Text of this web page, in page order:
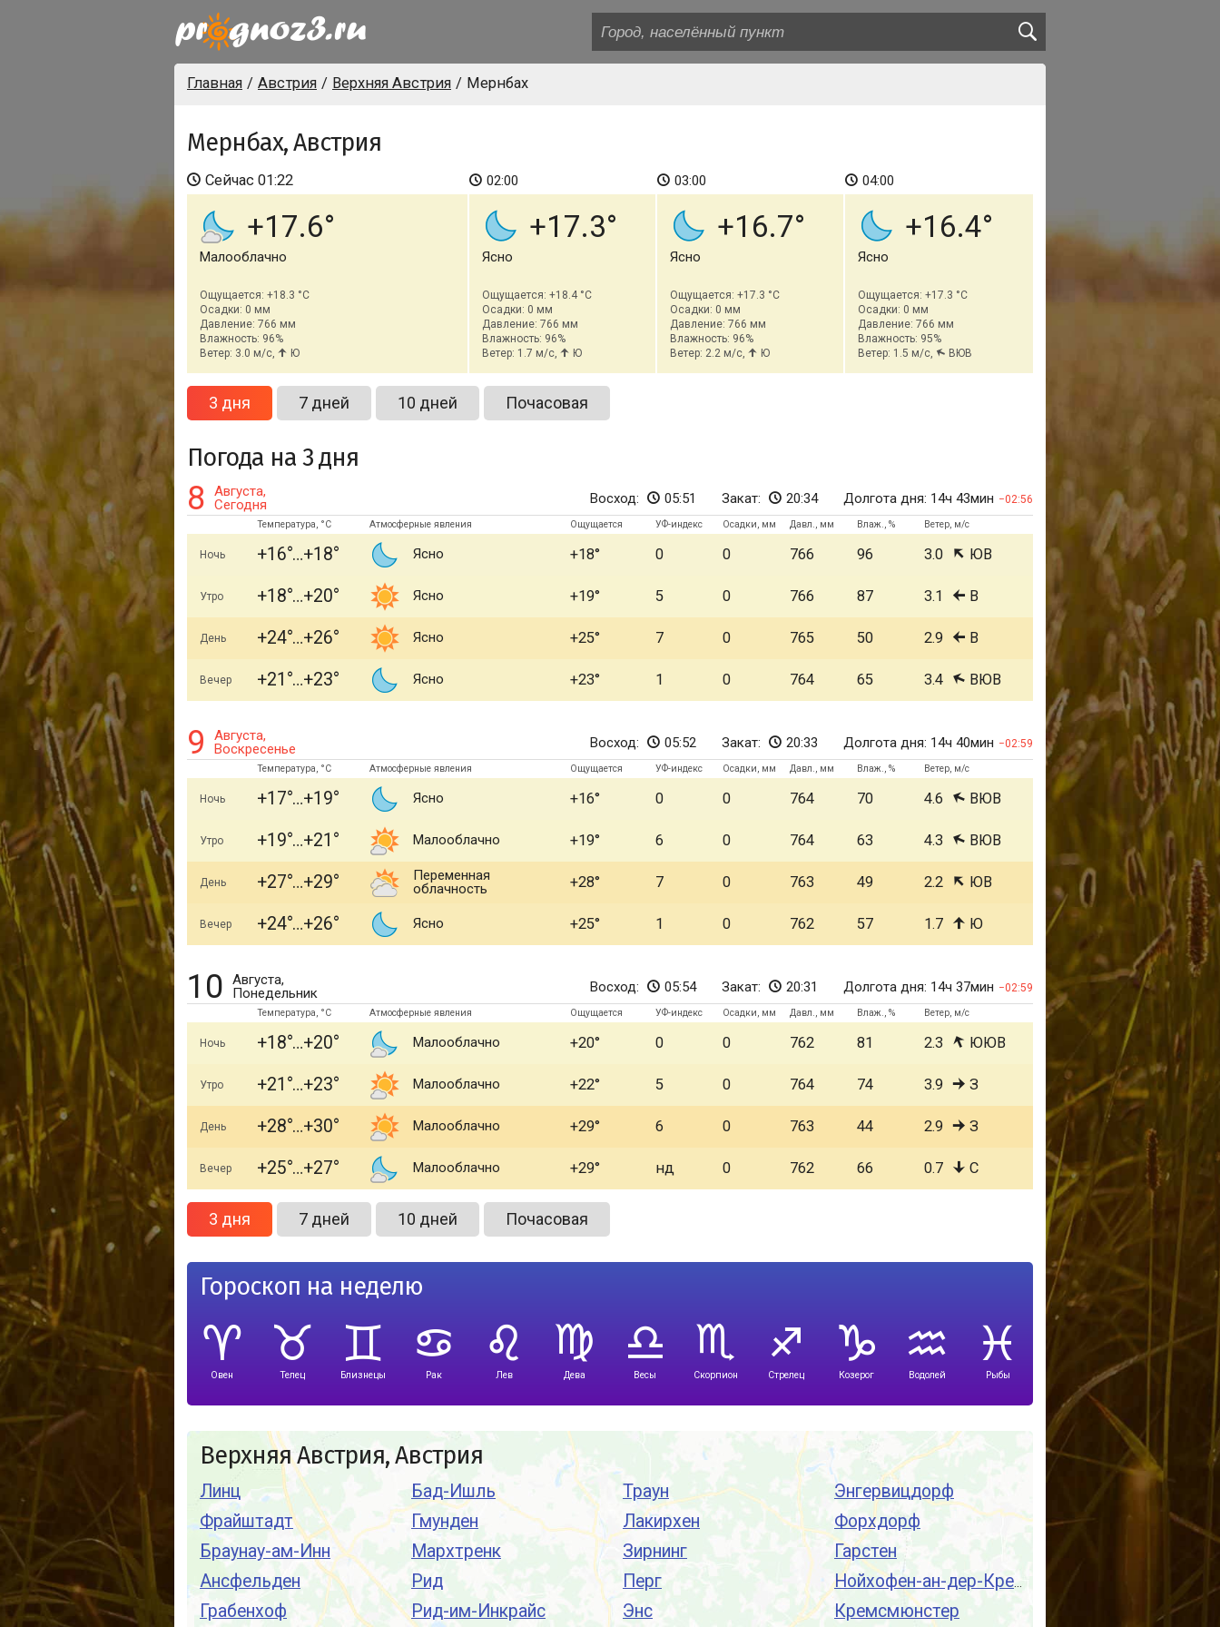
Главная Австрия Верхняя Австрия Мернбах
Мернбах, Австрия
Сейчас 01:22
+17.6
Малооблачно
Ощущается: +18.3 °C
Осадки: 0 мм
Давление: 766 мм
Влажность: 96%
Ветер: 3.0 м/с,
Ю
02:00
+17.3
Ясно
Ощущается: +18.4 °C
Осадки: 0 мм
Давление: 766 мм
Влажность: 96%
Ветер: 1.7 м/с,
Ю
03:00
+16.7
Ясно
Ощущается: +17.3 °C
Осадки: 0 мм
Давление: 766 мм
Влажность: 96%
Ветер: 2.2 м/с,
Ю
04:00
+16.4
Ясно
Ощущается: +17.3 °C
Осадки: 0 мм
Давление: 766 мм
Влажность: 95%
Ветер: 1.5 м/с,
ВЮВ
3 дня 7 дней 10 дней Почасовая
Погода на 3 дня
8
Августа,
Сегодня
Восход: 05:51 Закат: 20:34 Долгота дня: 14ч 43мин 02:56
Температура, °C Атмосферные явления Ощущается УФ-индекс Осадки, мм Давл., мм Влаж., % Ветер, м/с
Ночь +16 +18 Ясно +18 0 0 766 96 3.0 ЮВ
Утро +18 +20 Ясно +19 5 0 766 87 3.1 В
День +24 +26 Ясно +25 7 0 765 50 2.9 В
Вечер +21 +23 Ясно +23 1 0 764 65 3.4 ВЮВ
9
Августа,
Воскресенье
Восход: 05:52 Закат: 20:33 Долгота дня: 14ч 40мин 02:59
Температура, °C Атмосферные явления Ощущается УФ-индекс Осадки, мм Давл., мм Влаж., % Ветер, м/с
Ночь +17 +19 Ясно +16 0 0 764 70 4.6 ВЮВ
Утро +19 +21 Малооблачно +19 6 0 764 63 4.3 ВЮВ
День +27 +29
Переменная
облачность
+28 7 0 763 49 2.2 ЮВ
Вечер +24 +26 Ясно +25 1 0 762 57 1.7 Ю
10
Августа,
Понедельник
Восход: 05:54 Закат: 20:31 Долгота дня: 14ч 37мин 02:59
Температура, °C Атмосферные явления Ощущается УФ-индекс Осадки, мм Давл., мм Влаж., % Ветер, м/с
Ночь +18 +20 Малооблачно +20 0 0 762 81 2.3 ЮЮВ
Утро +21 +23 Малооблачно +22 5 0 764 74 3.9 З
День +28 +30 Малооблачно +29 6 0 763 44 2.9 З
Вечер +25 +27 Малооблачно +29 нд 0 762 66 0.7 С
3 дня 7 дней 10 дней Почасовая
Гороскоп на неделю
Овен Телец Близнецы Рак Лев Дева Весы Скорпион Стрелец Козерог Водолей Рыбы
Верхняя Австрия, Австрия
Линц
Фрайштадт
Браунау-ам-Инн
Ансфельден
Грабенхоф
Бад-Ишль
Гмунден
Мархтренк
Рид
Рид-им-Инкрайс
Траун
Лакирхен
Зирнинг
Перг
Энс
Энгервицдорф
Форхдорф
Гарстен
Нойхофен-ан-дер-Кремс
Кремсмюнстер